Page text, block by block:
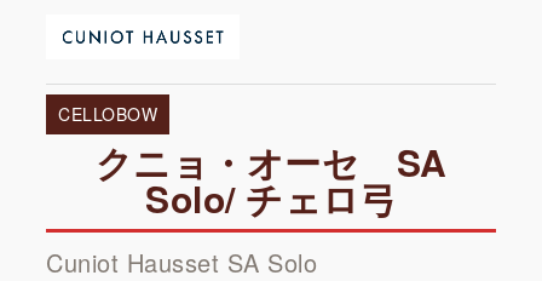
CELLOBOW
クニョ・オーセ SA
Solo/ チェロ弓
Cuniot Hausset SA Solo